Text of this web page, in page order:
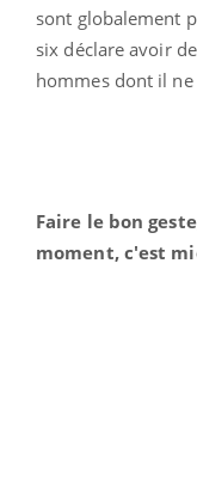
sont globalement
six déclare avoir
hommes dont il
Faire le bon
moment, c'est